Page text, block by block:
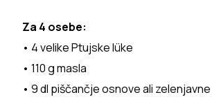
Za 4 osebe:
• 4 velike Ptujske lüke
• 110 g masla
• 9 dl piščančje osnove ali